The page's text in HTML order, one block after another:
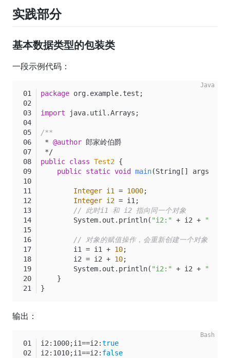
实践部分
基本数据类型的包装类
一段示例代码：
package org.example.test;
import java.util.Arrays;
/**
* @author 郎家岭伯爵
*/
public class Test2 {
public static void main(String[] args)
Integer i1 = 1000;
Integer i2 = i1;
// 此时i1 和 i2 指向同一个对象
        System.out.println(
"i2:" + i2 +
// 对象的赋值操作，会重新创建一个对象，i1
        i1 = i1 +
10;
        i2 = i2 +
10;
        System.out.println(
"i2:" + i2 +
    }
}
输出：
i2:1000;i1==i2:true
i2:1010;i1==i2: false